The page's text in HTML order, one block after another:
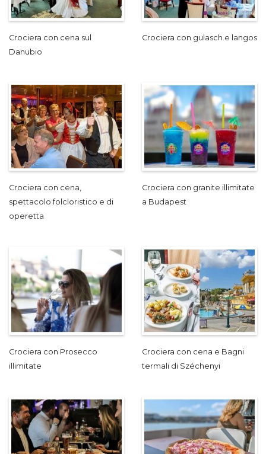
Crociera con cena sul
Danubio
Crociera con gulasch e langos
Crociera con cena,
spettacolo folcloristico e di
operetta
Crociera con granite illimitate
a Budapest
Crociera con Prosecco
illimitate
Crociera con cena e Bagni
termali di Széchenyi